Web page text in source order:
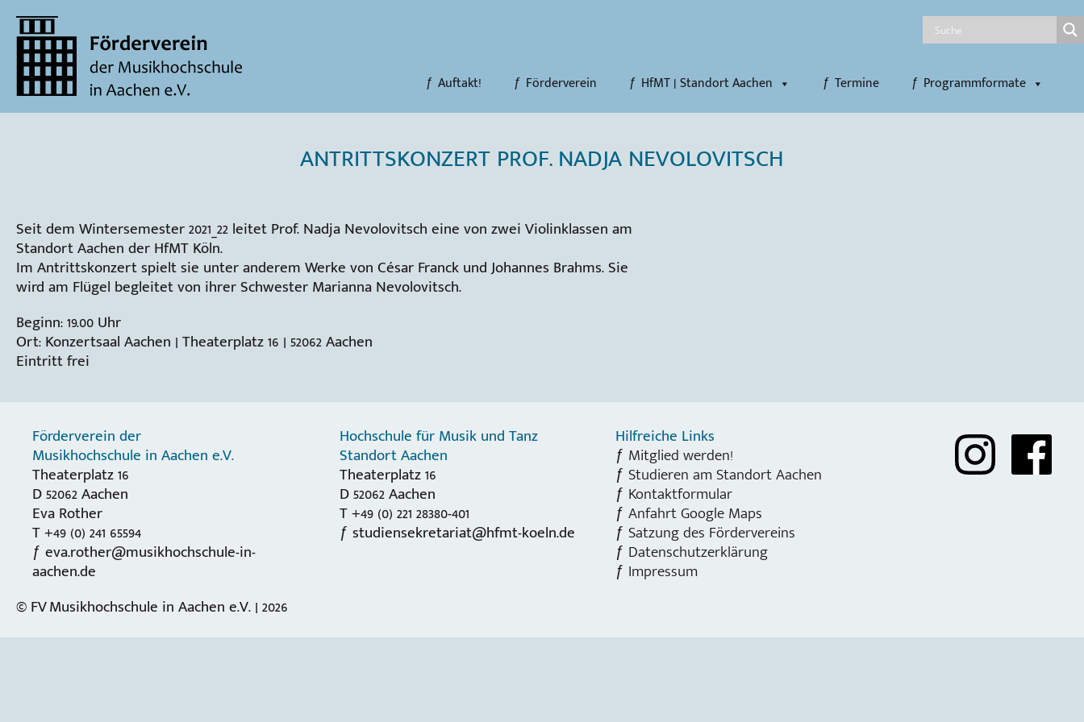
Auftakt! Förderverein HfMT | Standort Aachen Termine Programmformate
ANTRITTSKONZERT PROF. NADJA NEVOLOVITSCH
Seit dem Wintersemester 2021_22 leitet Prof. Nadja Nevolovitsch eine von zwei Violinklassen am
Standort Aachen der HfMT Köln.
Im Antrittskonzert spielt sie unter anderem Werke von César Franck und Johannes Brahms. Sie
wird am Flügel begleitet von ihrer Schwester Marianna Nevolovitsch.
Beginn: 19.00 Uhr
Ort: Konzertsaal Aachen | Theaterplatz 16 | 52062 Aachen
Eintritt frei
Förderverein der
Musikhochschule in Aachen e.V.
Theaterplatz 16
D 52062 Aachen
Eva Rother
T +49 (0) 241 65594
eva.rother@musikhochschule-in-
aachen.de
Hochschule für Musik und Tanz
Standort Aachen
Theaterplatz 16
D 52062 Aachen
T +49 (0) 221 28380-401
studiensekretariat@hfmt-koeln.de
Hilfreiche Links
Mitglied werden!
Studieren am Standort Aachen
Kontaktformular
Anfahrt Google Maps
Satzung des Fördervereins
Datenschutzerklärung
Impressum
© FV Musikhochschule in Aachen e.V. | 2026